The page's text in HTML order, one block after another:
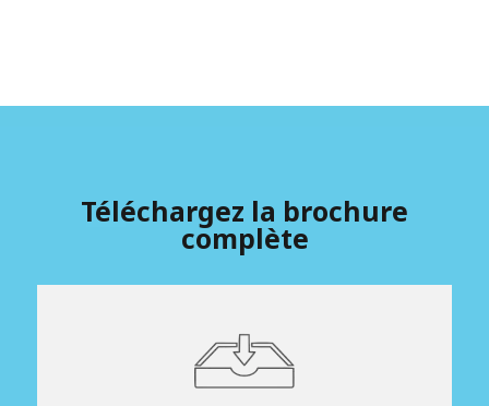
Téléchargez la brochure
complète